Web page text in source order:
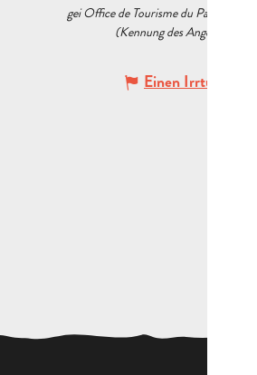
gei Office de Tourisme du Pays
(Kennung des Angebots :
Einen Irrtum